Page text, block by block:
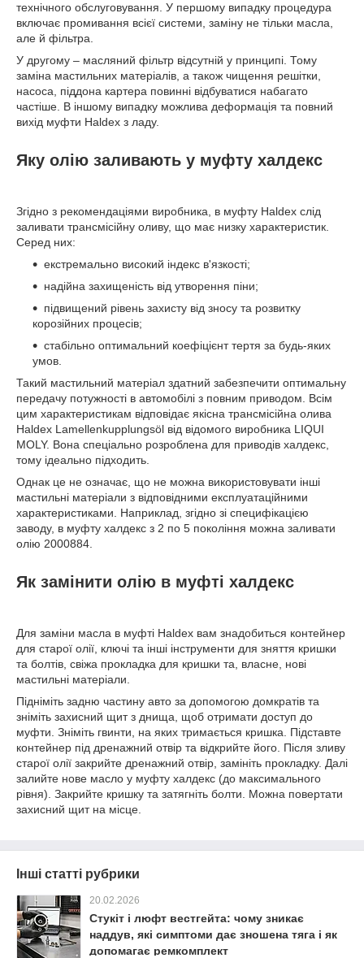
технічного обслуговування. У першому випадку процедура
включає промивання всієї системи, заміну не тільки масла,
але й фільтра.
У другому – масляний фільтр відсутній у принципі. Тому
заміна мастильних матеріалів, а також чищення решітки,
насоса, піддона картера повинні відбуватися набагато
частіше. В іншому випадку можлива деформація та повний
вихід муфти Haldex з ладу.
Яку олію заливають у муфту халдекс
Згідно з рекомендаціями виробника, в муфту Haldex слід
заливати трансмісійну оливу, що має низку характеристик.
Серед них:
екстремально високий індекс в'язкості;
надійна захищеність від утворення піни;
підвищений рівень захисту від зносу та розвитку
корозійних процесів;
стабільно оптимальний коефіцієнт тертя за будь-яких
умов.
Такий мастильний матеріал здатний забезпечити оптимальну
передачу потужності в автомобілі з повним приводом. Всім
цим характеристикам відповідає якісна трансмісійна олива
Haldex Lamellenkupplungsöl від відомого виробника LIQUI
MOLY. Вона спеціально розроблена для приводів халдекс,
тому ідеально підходить.
Однак це не означає, що не можна використовувати інші
мастильні матеріали з відповідними експлуатаційними
характеристиками. Наприклад, згідно зі специфікацією
заводу, в муфту халдекс з 2 по 5 покоління можна заливати
олію 2000884.
Як замінити олію в муфті халдекс
Для заміни масла в муфті Haldex вам знадобиться контейнер
для старої олії, ключі та інші інструменти для зняття кришки
та болтів, свіжа прокладка для кришки та, власне, нові
мастильні матеріали.
Підніміть задню частину авто за допомогою домкратів та
зніміть захисний щит з днища, щоб отримати доступ до
муфти. Зніміть гвинти, на яких тримається кришка. Підставте
контейнер під дренажний отвір та відкрийте його. Після зливу
старої олії закрийте дренажний отвір, замініть прокладку. Далі
залийте нове масло у муфту халдекс (до максимального
рівня). Закрийте кришку та затягніть болти. Можна повертати
захисний щит на місце.
Інші статті рубрики
20.02.2026
Стукіт і люфт вестгейта: чому зникає
наддув, які симптоми дає зношена тяга і як
допомагає ремкомплект